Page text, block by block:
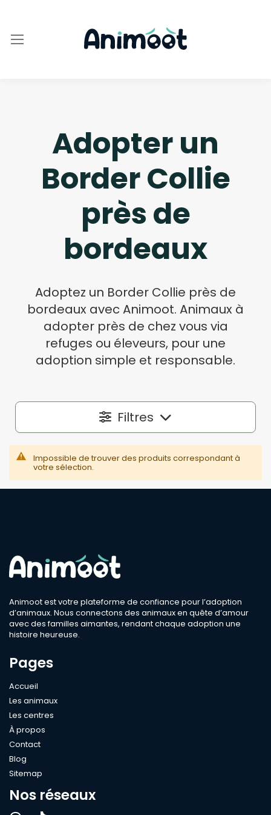
Adopter un
Border Collie
près de
bordeaux
Adoptez un Border Collie près de
bordeaux avec Animoot. Animaux à
adopter près de chez vous via
refuges ou éleveurs, pour une
adoption simple et responsable.
Impossible de trouver des produits correspondant à
votre sélection.
Filtres
Localisation
Sexe
Bébé
Enfant
Chien
Chat
Âge
Animoot est votre plateforme de confiance pour l’adoption
d’animaux. Nous connectons des animaux en quête d’amour
avec des familles aimantes, rendant chaque adoption une
histoire heureuse.
Pages
Accueil
Les animaux
Les centres
À propos
Contact
Blog
Sitemap
Nos réseaux